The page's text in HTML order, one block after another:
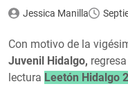
Jessica Manilla
Con motivo de la
Juvenil Hidalgo,
lectura Leetón Hidalgo